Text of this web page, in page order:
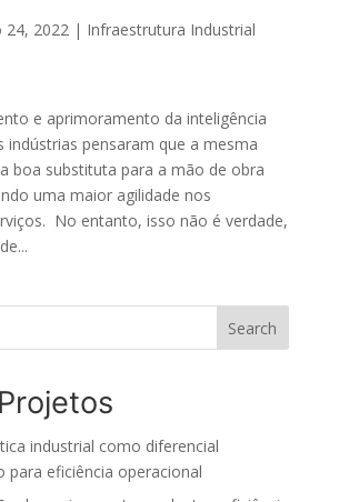
24, 2022 | Infraestrutura Industrial
e aprimoramento da inteligência
indústrias pensaram que a mesma
boa substituta para a mão de obra
uma maior agilidade nos
No entanto, isso não é verdade,
Search
industrial como diferencial
para eficiência operacional